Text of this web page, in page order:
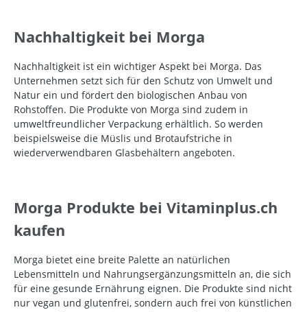
Nachhaltigkeit bei Morga
Nachhaltigkeit ist ein wichtiger Aspekt bei Morga. Das
Unternehmen setzt sich für den Schutz von Umwelt und
Natur ein und fördert den biologischen Anbau von
Rohstoffen. Die Produkte von Morga sind zudem in
umweltfreundlicher Verpackung erhältlich. So werden
beispielsweise die Müslis und Brotaufstriche in
wiederverwendbaren Glasbehältern angeboten.
Morga Produkte bei Vitaminplus.ch
kaufen
Morga bietet eine breite Palette an natürlichen
Lebensmitteln und Nahrungsergänzungsmitteln an, die sich
für eine gesunde Ernährung eignen. Die Produkte sind nicht
nur vegan und glutenfrei, sondern auch frei von künstlichen